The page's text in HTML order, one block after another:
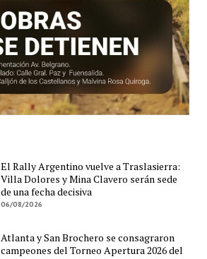
El Rally Argentino vuelve a Traslasierra:
Villa Dolores y Mina Clavero serán sede
de una fecha decisiva
06/08/2026
Atlanta y San Brochero se consagraron
campeones del Torneo Apertura 2026 del